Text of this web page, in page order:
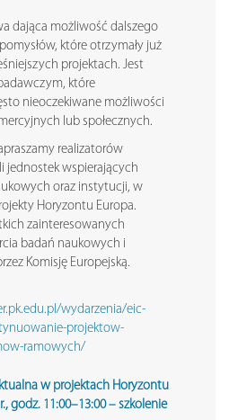
dająca możliwość dalszego
które otrzymały już
projektach. Jest
które
nieoczekiwane możliwości
lub społecznych.
realizatorów
jednostek wspierających
oraz instytucji, w
Horyzontu Europa.
zainteresowanych
badań naukowych i
Komisję Europejską.
wydarzenia/eic-
projektow-
ramowych/
w projektach Horyzontu
godz. 11:00–13:00 – szkolenie